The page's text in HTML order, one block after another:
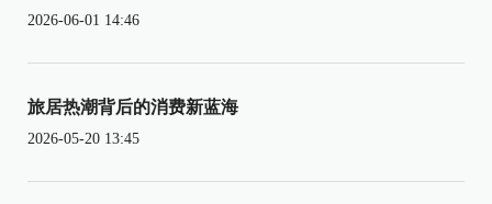
2026-06-01 14:46
旅居热潮背后的消费新蓝海
2026-05-20 13:45